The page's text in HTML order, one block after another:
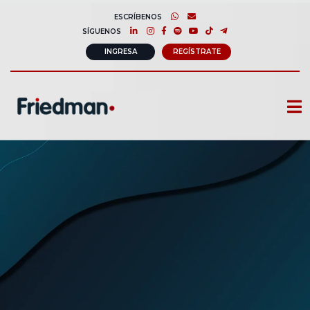
ESCRÍBENOS
SÍGUENOS
INGRESA REGÍSTRATE
CURSOS
CONSULTORÍA CORPORATIVA
COMUNIDAD FRIEDMAN
SOBRE NOSOTROS